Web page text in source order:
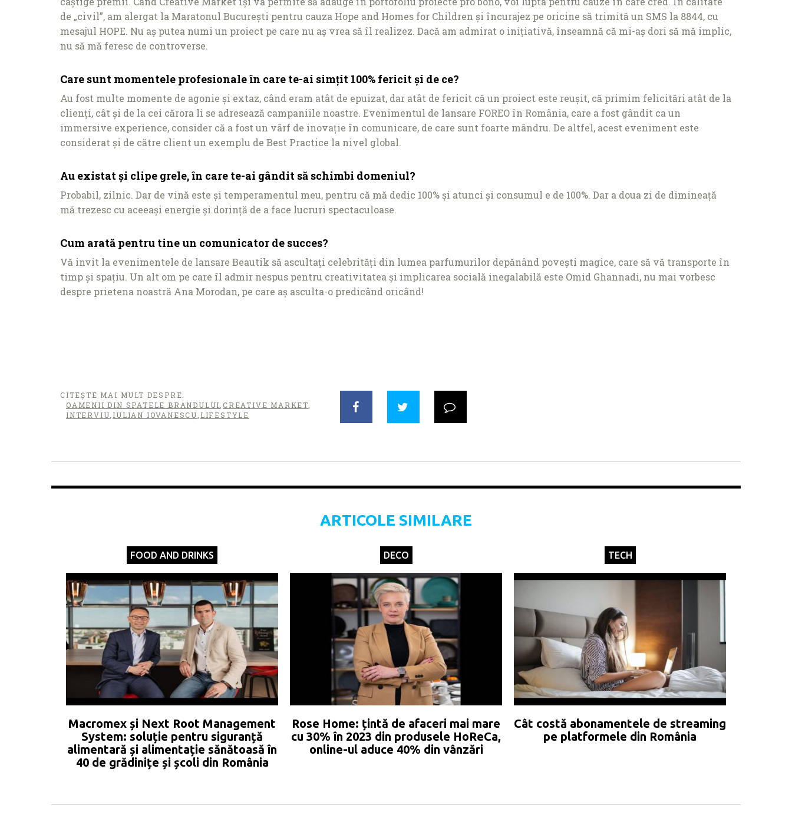
de „civil”, am alergat la Maratonul București pentru cauza Hope and Homes for Children și încurajez pe oricine să trimită un SMS la 8844, cu
mesajul HOPE. Nu aș putea numi un proiect pe care nu aș vrea să îl realizez. Dacă am admirat o iniţiativă, înseamnă că mi-aș dori să mă implic,
nu să mă feresc de controverse.
Care sunt momentele profesionale în care te-ai simţit 100% fericit și de ce?
Au fost multe momente de agonie și extaz, când eram atât de epuizat, dar atât de fericit că un proiect este reușit, că primim felicitări atât de la
clienţi, cât și de la cei cărora li se adresează campaniile noastre. Evenimentul de lansare FOREO în România, care a fost gândit ca un
immersive experience, consider că a fost un vârf de inovaţie în comunicare, de care sunt foarte mândru. De altfel, acest eveniment este
considerat și de către client un exemplu de Best Practice la nivel global.
Au existat și clipe grele, în care te-ai gândit să schimbi domeniul?
Probabil, zilnic. Dar de vină este și temperamentul meu, pentru că mă dedic 100% și atunci și consumul e de 100%. Dar a doua zi de dimineaţă
mă trezesc cu aceeași energie și dorinţă de a face lucruri spectaculoase.
Cum arată pentru tine un comunicator de succes?
Vă invit la evenimentele de lansare Beautik să ascultaţi celebrităţi din lumea parfumurilor depănând povești magice, care să vă transporte în
timp și spaţiu. Un alt om pe care îl admir nespus pentru creativitatea și implicarea socială inegalabilă este Omid Ghannadi, nu mai vorbesc
despre prietena noastră Ana Morodan, pe care aș asculta-o predicând oricând!
CITEȘTE MAI MULT DESPRE:
OAMENII DIN SPATELE BRANDULUI CREATIVE MARKET
INTERVIU IULIAN IOVANESCU LIFESTYLE
ARTICOLE SIMILARE
FOOD AND DRINKS
Macromex și Next Root Management
System: soluție pentru siguranță
alimentară și alimentație sănătoasă în
40 de grădinițe și școli din România
DECO
Rose Home: țintă de afaceri mai mare
cu 30% în 2023 din produsele HoReCa,
online-ul aduce 40% din vânzări
TECH
Cât costă abonamentele de streaming
pe platformele din România